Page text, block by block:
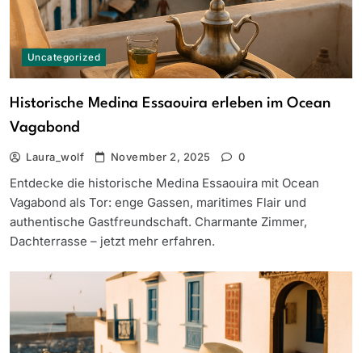
Uncategorized
Historische Medina Essaouira erleben im Ocean
Vagabond
Laura_wolf November 2, 2025 0
Entdecke die historische Medina Essaouira mit Ocean
Vagabond als Tor: enge Gassen, maritimes Flair und
authentische Gastfreundschaft. Charmante Zimmer,
Dachterrasse – jetzt mehr erfahren.